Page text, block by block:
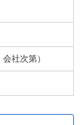
社次第）